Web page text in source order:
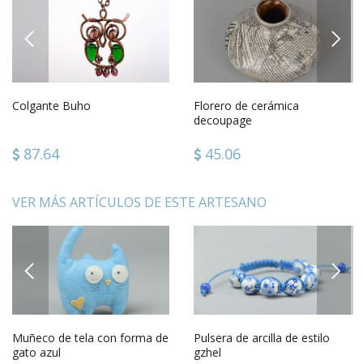
PREVIOUS
Colgante Buho
87.64
Florero de cerámica
decoupage
45.06
NEXT
VER MÁS ARTÍCULOS DE ESTE ARTESANO
PREVIOUS
Muñeco de tela con forma de
gato azul
Pulsera de arcilla de estilo
gzhel
NEXT